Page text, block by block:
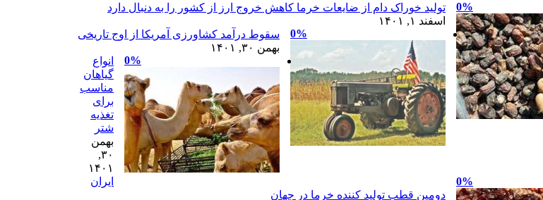
0%
تولید خوراک دام از ضایعات خرما کاهش خروج ارز از کشور را به دنبال دارد
اسفند ۱, ۱۴۰۱
0%
سقوط درآمد کشاورزی آمریکا از اوج تاریخی
بهمن ۳۰, ۱۴۰۱
0%
انواع
گیاهان
مناسب
برای
تغذیه
شتر
بهمن
۳۰,
۱۴۰۱
0%
ایران
دومین قطب تولید کننده خرما در جهان